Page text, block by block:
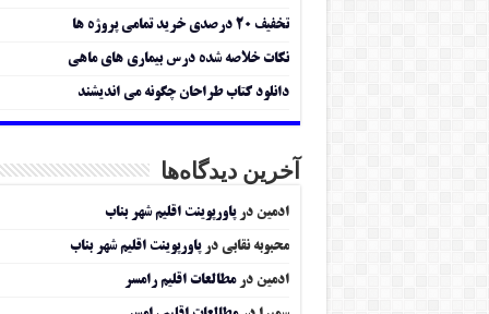
تخفیف ۲۰ درصدی خرید تمامی پروژه ها
نکات خلاصه شده درس بیماری های ماهی
دانلود کتاب طراحان چگونه می اندیشند
آخرین دیدگاه‌ها
ادمین درپاورپوینت اقلیم شهر بناب
محبوبه نقابی درپاورپوینت اقلیم شهر بناب
ادمین درمطالعات اقلیم رامسر